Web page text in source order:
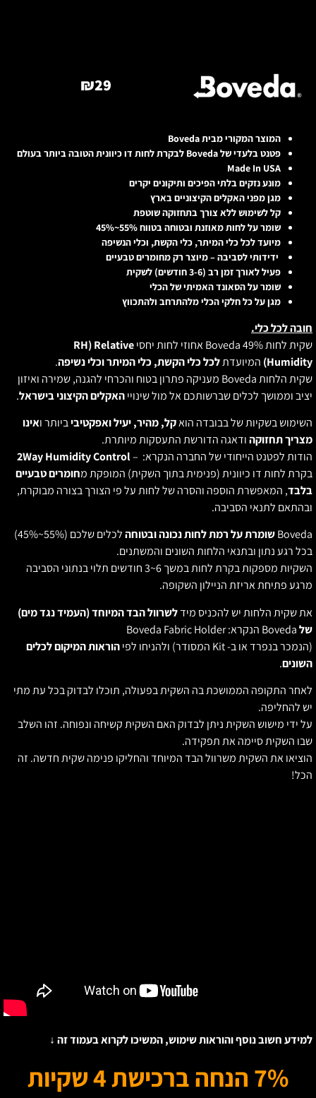
חובה לכל כלי.
שקית לחות Boveda 49% אחוזי לחות יחסי
RH) Relative
Humidity) המיועדתלכל כלי הקשת, כלי המיתר וכלי נשיפה.
שקית הלחות Boveda מעניקה פתרון בטוח והכרחי להגנה, שמירה ואיזון
יציב וממושך לכלים שברשותכם אל מול שינוייהאקלים הקיצוני בישראל.
השימוש בשקיות של בבובדה הואקל, מהיר, יעיל ואפקטיביביותר ואינו
מצריך תחזוקהודאגה הדורשת התעסקות מיותרת.
הודות לפטנט הייחודי של החברה הנקרא: –2Way Humidity Control
בקרת לחות דו כיוונית (פנימית בתוך השקית) המופקת מחומרים טבעיים
בלבד, המאפשרת הוספה והסרה של לחות על פי הצורך בצורה מבוקרת,
ובהתאם לתנאי הסביבה.
Bovedaשומרת על רמת לחות נכונה ובטוחה
לכלים שלכם (55%~45%)
בכל רגע נתון ובתנאי הלחות השונים והמשתנים.
השקיות מספקות בקרת לחות במשך 6~3 חודשים תלוי בנתוני הסביבה
מרגע פתיחת אריזת הניילון השקופה.
את שקית הלחות יש להכניס מידלשרוול הבד המיוחד (העמיד נגד מים)
שלBoveda הנקרא: Boveda Fabric Holder
(הנמכר בנפרד או ב- Kit המסודר) ולהניחו לפי
הוראות המיקום לכלים
השונים.
לאחר התקופה הממושכת בה השקית בפעולה, תוכלו לבדוק בכל עת מתי
יש להחליפה.
על ידי מישוש השקית ניתן לבדוק האם השקית קשיחה ונפוחה. זהו השלב
שבו השקית סיימה את תפקידה.
הוציאו את השקית משרוול הבד המיוחד והחליקו פנימה שקית חדשה. זה
הכל!
למידע חשוב נוסף והוראות שימוש, המשיכו לקרוא בעמוד זה ↓
7% הנחה ברכישת 4 שקיות
₪29
המוצר המקורי מבית Boveda
פטנט בלעדי של Boveda לבקרת לחות דו כיוונית הטובה ביותר בעולם
Made In USA
מונע נזקים בלתי הפיכים ותיקונים יקרים
מגן מפני האקלים הקיצוניים בארץ
קל לשימוש ללא צורך בתחזוקה שוטפת
שומר על לחות מאוזנת ובטוחה בטווח 55%~45%
מיועד לכל כלי המיתר, כלי הקשת, וכלי הנשיפה
ידידותי לסביבה – מיוצר רק מחומרים טבעיים
פעיל לאורך זמן רב (3-6 חודשים) לשקית
שומר על הסאונד האמיתי של הכלי
מגן על כל חלקי הכלי מלהתרחב ולהתכווץ